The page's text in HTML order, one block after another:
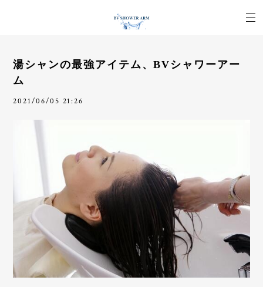
湯シャンの最強アイテム、BVシャワーアー
ム
2021/06/05 21:26